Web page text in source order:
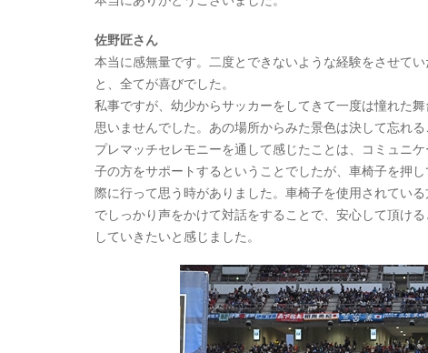
佐野匠さん
本当に感無量です。二度とできないような経験をさせて
と、全てが喜びでした。
私事ですが、幼少からサッカーをしてきて一度は憧れた
思いませんでした。あの場所からみた景色は決して忘れ
プレマッチセレモニーを通して感じたことは、コミュニ
子の方をサポートするということでしたが、車椅子を押
際に行って思う時がありました。車椅子を使用されてい
でしっかり声をかけて対話をすることで、安心して頂け
していきたいと感じました。